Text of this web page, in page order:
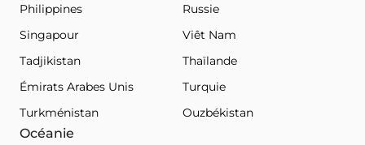
Philippines
Russie
Singapour
Viêt Nam
Tadjikistan
Thaïlande
Émirats Arabes Unis
Turquie
Turkménistan
Ouzbékistan
Océanie